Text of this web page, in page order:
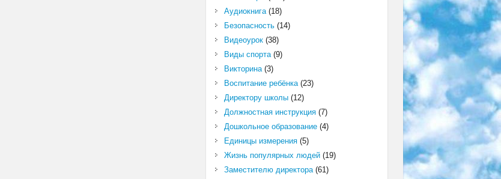
Аудиокнига(18)
Безопасность(14)
Видеоурок(38)
Виды спорта(9)
Викторина(3)
Воспитание ребёнка(23)
Директору школы(12)
Должностная инструкция(7)
Дошкольное образование(4)
Единицы измерения(5)
Жизнь популярных людей(19)
Заместителю директора(61)